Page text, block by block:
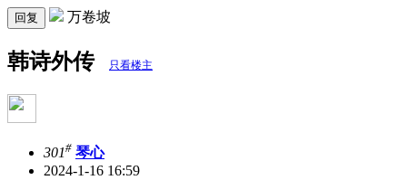
回复 万卷坡
韩诗外传 只看楼主
301# 琴心
2024-1-16 16:59